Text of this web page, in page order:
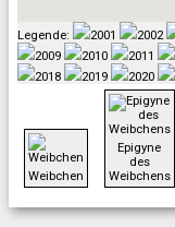
Legende: 2001 2002
2009
2010 2011
2018
2019 2020
Weibchen
Epigyne
des
Weibchens